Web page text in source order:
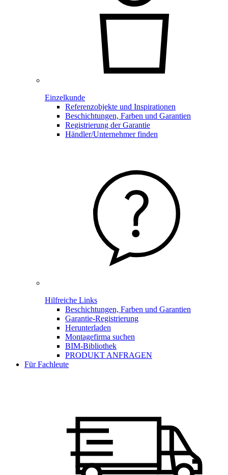
Einzelkunde
Referenzobjekte und Inspirationen
Beschichtungen, Farben und Garantien
Registrierung der Garantie
Händler/Unternehmer finden
Hilfreiche Links
Beschichtungen, Farben und Garantien
Garantie-Registrierung
Herunterladen
Montagefirma suchen
BIM-Bibliothek
PRODUKT ANFRAGEN
Für Fachleute